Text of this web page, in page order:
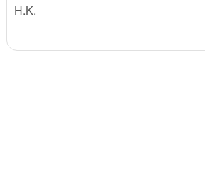
H.K.